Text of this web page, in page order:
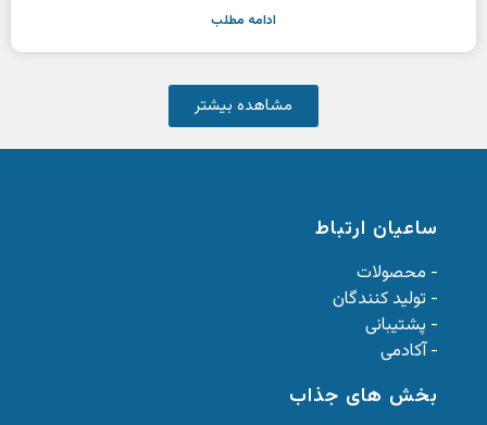
ادامه مطلب
مشاهده بیشتر
ساعیان ارتباط
- محصولات
- تولید کنندگان
- پشتیبانی
- آکادمی
بخش های جذاب